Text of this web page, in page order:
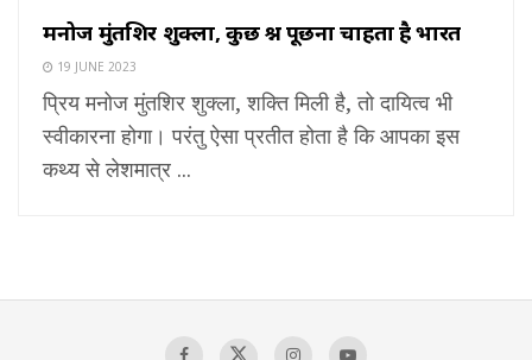
मनोज मुंतशिर शुक्ला, कुछ प्रश्न पूछना चाहता है भारत
19 JUNE 2023
प्रिय मनोज मुंतशिर शुक्ला, शक्ति मिली है, तो दायित्व भी
स्वीकारना होगा। परंतु ऐसा प्रतीत होता है कि आपका इस
कथ्य से लेशमात्र ...